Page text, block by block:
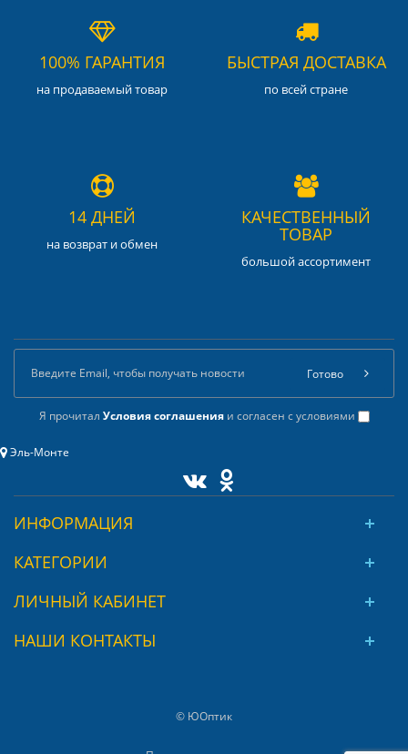
100% ГАРАНТИЯ
на продаваемый товар
БЫСТРАЯ ДОСТАВКА
по всей стране
14 ДНЕЙ
на возврат и обмен
КАЧЕСТВЕННЫЙ
ТОВАР
большой ассортимент
Я прочитал Условия соглашенияи согласен с условиями
Готово
Эль-Монте
ИНФОРМАЦИЯ
КАТЕГОРИИ
ЛИЧНЫЙ КАБИНЕТ
НАШИ КОНТАКТЫ
© ЮОптик